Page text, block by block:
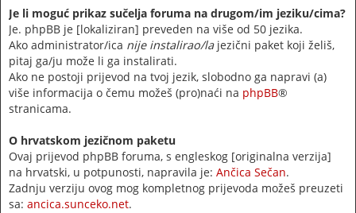
Je li moguć prikaz sučelja foruma na drugom/im jeziku/cima?
Je. phpBB je [lokaliziran] preveden na više od 50 jezika.
Ako administrator/ica nije instalirao/lajezični paket koji želiš,
pitaj ga/ju može li ga instalirati.
Ako ne postoji prijevod na tvoj jezik, slobodno ga napravi (a)
više informacija o čemu možeš (pro)naći na phpBB®
stranicama.
O hrvatskom jezičnom paketu
Ovaj prijevod phpBB foruma, s engleskog [originalna verzija]
na hrvatski, u potpunosti, napravila je: Ančica Sečan.
Zadnju verziju ovog mog kompletnog prijevoda možeš preuzeti
sa: ancica.sunceko.net.